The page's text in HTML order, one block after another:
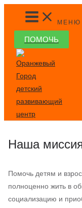
Перейти
содержимому
MAIN
MENU
МЕНЮ
ПОМОЧЬ
Наша
Помочь детям и
полноценно жить в
социализацию и